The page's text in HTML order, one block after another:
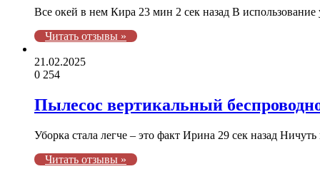
Все окей в нем Кира 23 мин 2 сек назад В
Читать отзывы »
21.02.2025
0 254
Пылесос вертикальный
Уборка стала легче – это факт Ирина 29 сек назад
Читать отзывы »